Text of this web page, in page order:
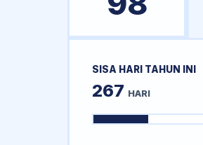
SISA HARI TAHUN INI
267 HARI